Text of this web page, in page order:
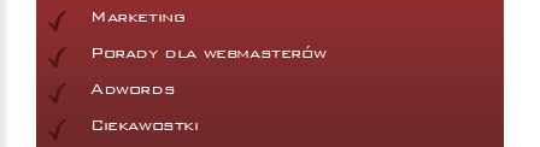
Marketing
Porady dla webmasterów
Adwords
Ciekawostki